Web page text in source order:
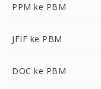
PPM ke PBM
JFIF ke PBM
DOC ke PBM